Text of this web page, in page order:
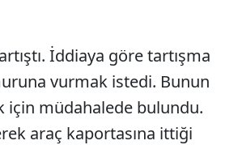
İddiaya göre tartışma
vurmak istedi. Bunun
için müdahalede bulundu.
araç kaportasına ittiği